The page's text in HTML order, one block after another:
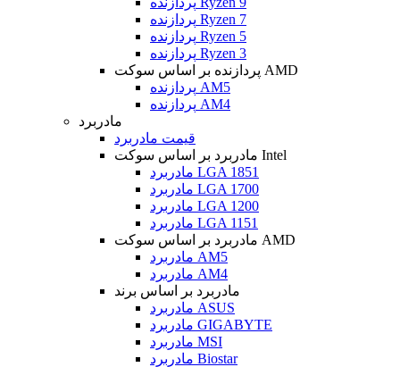
پردازنده Ryzen 7
پردازنده Ryzen 5
پردازنده Ryzen 3
پردازنده بر اساس سوکت AMD
پردازنده AM5
پردازنده AM4
مادربرد
قیمت مادربرد
مادربرد بر اساس سوکت Intel
مادربرد LGA 1851
مادربرد LGA 1700
مادربرد LGA 1200
مادربرد LGA 1151
مادربرد بر اساس سوکت AMD
مادربرد AM5
مادربرد AM4
مادربرد بر اساس برند
مادربرد ASUS
مادربرد GIGABYTE
مادربرد MSI
مادربرد Biostar